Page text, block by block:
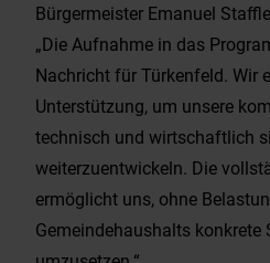
Bürgermeister Emanuel
„Die Aufnahme in das
Nachricht für Türkenfeld. Wir
Unterstützung, um unsere
technisch und wirtschaftlich
weiterzuentwickeln. Die
ermöglicht uns, ohne
Gemeindehaushalts konkrete